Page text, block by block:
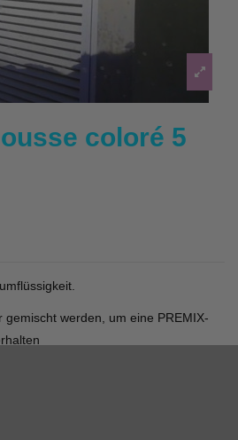
coloré 5
gemischt werden, um eine PREMIX-